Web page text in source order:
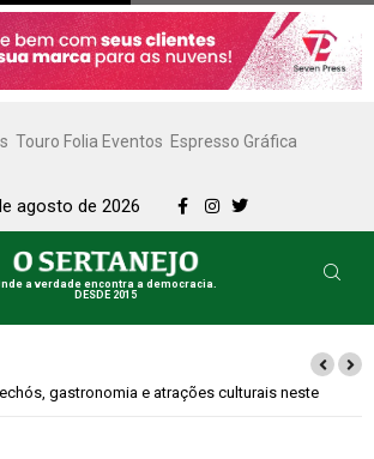
Touro Folia Eventos Espresso Gráfica
agosto de 2026
a verdade encontra a democracia.
DESDE 2015
paranoia e conspiração em um suspense